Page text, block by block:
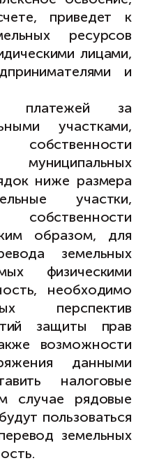
приведет к
ресурсов
лицами,
и
платежей за
участками,
ниже размера
участки,
образом, для
земельных
физическими
необходимо
перспектив
защиты прав
возможности
данными
налоговые
случае рядовые
пользоваться
земельных